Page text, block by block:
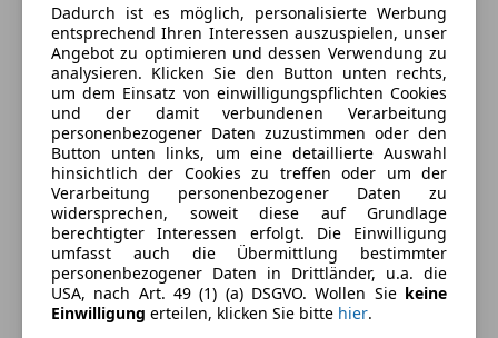
Kraftstoff
Benzin
Kraftstoffverbrauch
6,00l/100 km (komb.)
CO₂-Emissionen
137 g/km (komb.)
Ausstattung
Komfort
2-Zonen-Klimaautomatik
Armlehne
Beheizbares Lenkrad
Mehr anzeigen
Farbe und Innenausstattung
Dadurch ist es möglich, personalisierte Werbung
entsprechend Ihren Interessen auszuspielen, unser
Angebot zu optimieren und dessen Verwendung zu
analysieren. Klicken Sie den Button unten rechts,
um dem Einsatz von einwilligungspflichten Cookies
und der damit verbundenen Verarbeitung
personenbezogener Daten zuzustimmen oder den
Button unten links, um eine detaillierte Auswahl
hinsichtlich der Cookies zu treffen oder um der
Verarbeitung personenbezogener Daten zu
widersprechen, soweit diese auf Grundlage
berechtigter Interessen erfolgt. Die Einwilligung
umfasst auch die Übermittlung bestimmter
personenbezogener Daten in Drittländer, u.a. die
USA, nach Art. 49 (1) (a) DSGVO. Wollen Sie keine
Einwilligung erteilen, klicken Sie bitte hier.